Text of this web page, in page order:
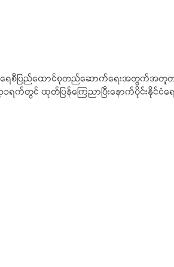
မိုကရေစီပြည်ထောင်စုတည်ဆောက်ရေးအတွက်
တွင် ထုတ်ပြန်ကြေညာပြီးနောက်ပိုင်းနိုင်ငံရေ